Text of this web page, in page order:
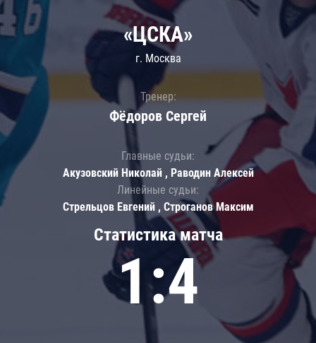
Статистика матча
1:4
«ЦСКА»
г. Москва
Тренер:
Фёдоров Сергей
Главные судьи:
Акузовский Николай , Раводин Алексей
Линейные судьи:
Стрельцов Евгений , Строганов Максим